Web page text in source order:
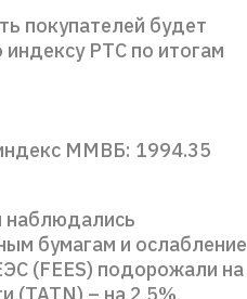
покупателей будет
индексу РТС по итогам
ММВБ: 1994.35
наблюдались
бумагам и ослабление
(FEES) подорожали на